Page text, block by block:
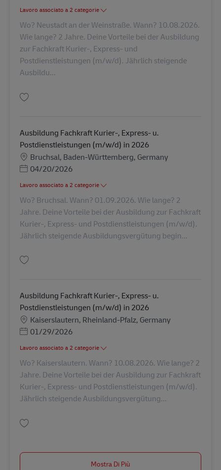
Lavoro associato a 2 categorie
Wo? Neustadt an der Weinstraße. Wann? 10.08.2026.
Wie lange? 2 Jahre. Deine Vorteile bei der Ausbildung
zur Fachkraft Kurier-, Express- und
Postdienstleistungen (m/w/d). Jährlich steigende
Ausbildu...
Ausbildung Fachkraft Kurier-, Express- u.
Postdienstleistungen (m/w/d) in 2026
SedeBruchsal, Baden-Württemberg, Germany
Posted Date
04/20/2026
Lavoro associato a 2 categorie
Wo? Bruchsal. Wann? 01.09.2026. Wie lange? 2
Jahre. Deine Vorteile bei der Ausbildung zur Fachkraft
Kurier-, Express- und Postdienstleistungen (m/w/d).
Jährlich steigende Ausbildungsvergütung begin...
Ausbildung Fachkraft Kurier-, Express- u.
Postdienstleistungen (m/w/d) in 2026
SedeKaiserslautern, Rheinland-Pfalz, Germany
Posted Date
01/29/2026
Lavoro associato a 2 categorie
Wo? Kaiserslautern. Wann? 10.08.2026. Wie lange? 2
Jahre. Deine Vorteile bei der Ausbildung zur Fachkraft
Kurier-, Express- und Postdienstleistungen (m/w/d).
Jährlich steigende Ausbildungsvergütung...
Mostra Di Più